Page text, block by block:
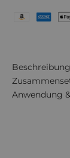
Beschreibung
Anwendung